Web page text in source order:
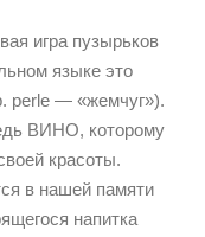
игра пузырьков
языке это
perle — «жемчуг»).
ВИНО, которому
красоты.
в нашей памяти
напитка